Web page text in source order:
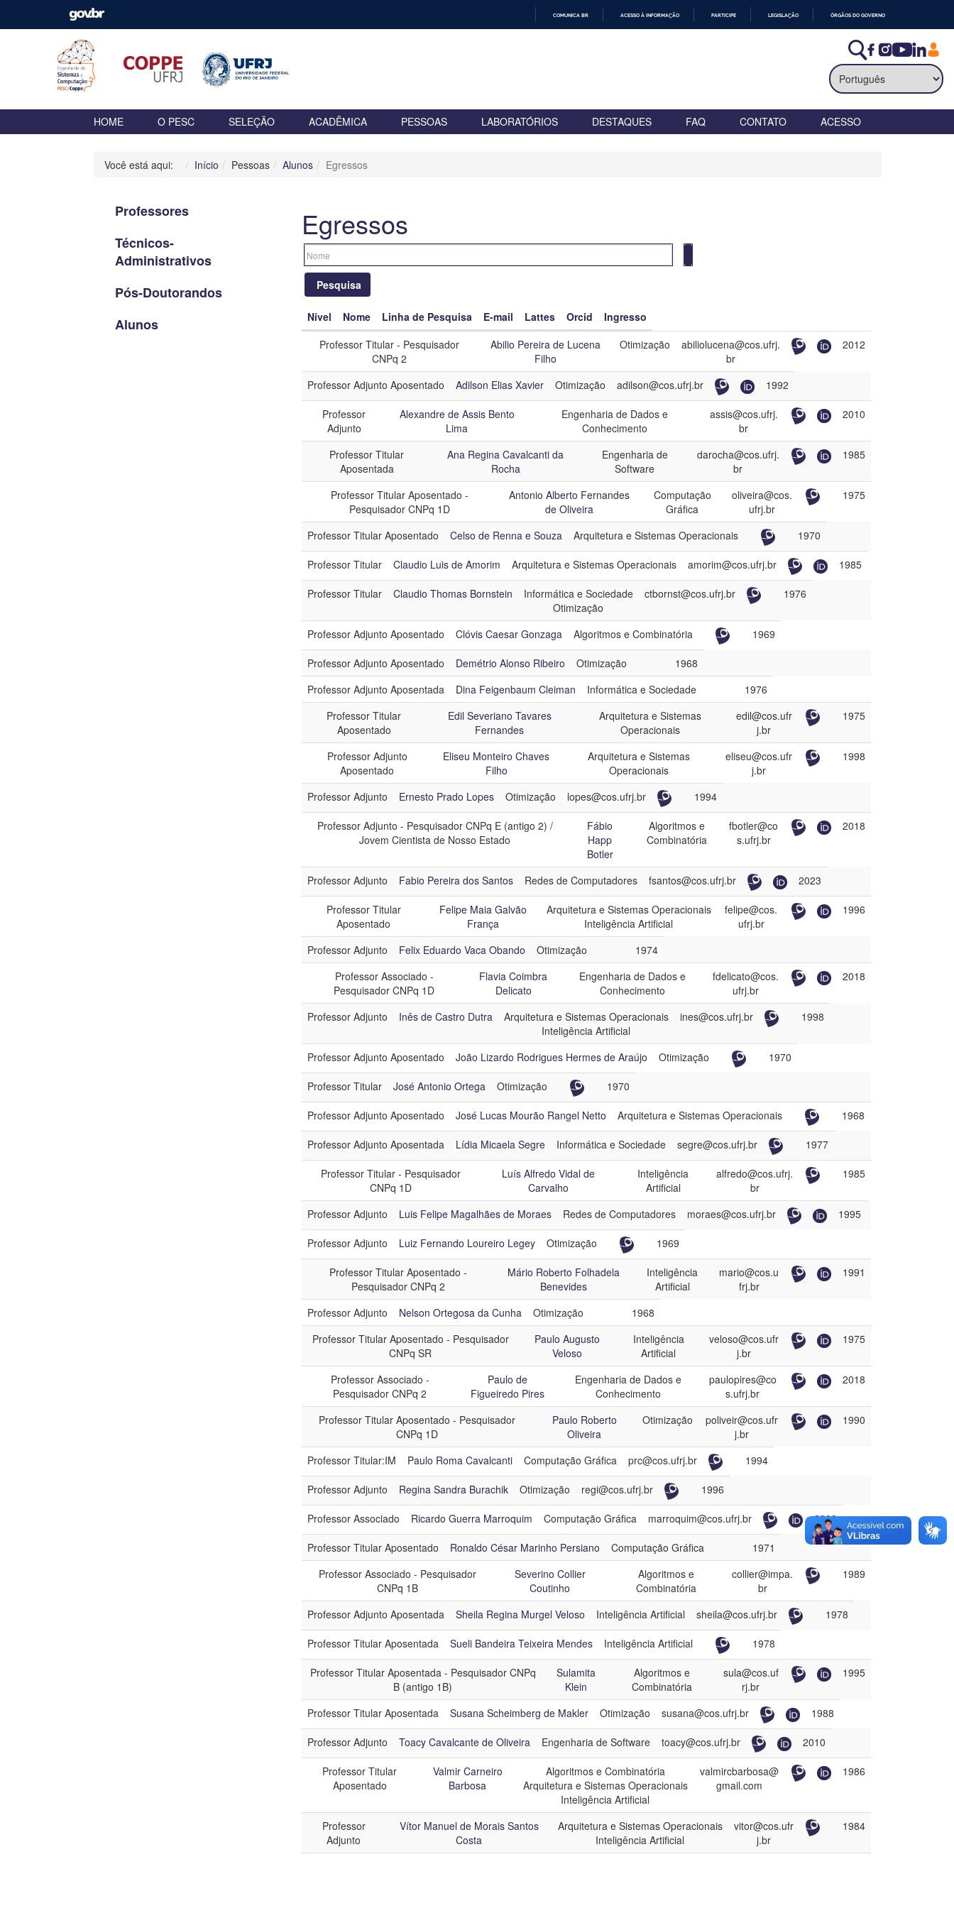
COMUNICA BR ACESSO À INFORMAÇÃO PARTICIPE LEGISLAÇÃO ÓRGÃOS DO GOVERNO
HOME O PESC SELEÇÃO ACADÊMICA PESSOAS LABORATÓRIOS DESTAQUES FAQ CONTATO ACESSO
Você está aqui: Início Pessoas Alunos Egressos
Professores
Técnicos-
Administrativos
Pós-Doutorandos
Alunos
Egressos
Pesquisa
Nome
Linha de Pesquisa
Ingresso
Categoria Ex Professoras e Ex Professores
Nível Nome Linha de Pesquisa E-mail Lattes Orcid
Ingresso
Professor Titular - Pesquisador
CNPq 2
Abilio Pereira de Lucena
Filho
Otimização
abiliolucena@cos.ufrj.
br
2012
Professor Adjunto Aposentado Adilson Elias Xavier Otimização adilson@cos.ufrj.br 1992
Professor
Adjunto
Alexandre de Assis Bento
Lima
Engenharia de Dados e
Conhecimento
assis@cos.ufrj.
br
2010
Professor Titular
Aposentada
Ana Regina Cavalcanti da
Rocha
Engenharia de
Software
darocha@cos.ufrj.
br
1985
Professor Titular Aposentado -
Pesquisador CNPq 1D
Antonio Alberto Fernandes
de Oliveira
Computação
Gráfica
oliveira@cos.
ufrj.br
1975
Professor Titular Aposentado Celso de Renna e Souza Arquitetura e Sistemas Operacionais 1970
Professor Titular Claudio Luis de Amorim Arquitetura e Sistemas Operacionais amorim@cos.ufrj.br 1985
Professor Titular Claudio Thomas Bornstein
Informática e Sociedade
Otimização
ctbornst@cos.ufrj.br 1976
Professor Adjunto Aposentado Clóvis Caesar Gonzaga Algoritmos e Combinatória 1969
Professor Adjunto Aposentado Demétrio Alonso Ribeiro Otimização
1968
Professor Adjunto Aposentada
Dina Feigenbaum Cleiman Informática e Sociedade
1976
Professor Titular
Aposentado
Edil Severiano Tavares
Fernandes
Arquitetura e Sistemas
Operacionais
edil@cos.ufr
j.br
1975
Professor Adjunto
Aposentado
Eliseu Monteiro Chaves
Filho
Arquitetura e Sistemas
Operacionais
eliseu@cos.ufr
j.br
1998
Professor Adjunto Ernesto Prado Lopes Otimização lopes@cos.ufrj.br 1994
Professor Adjunto - Pesquisador CNPq E (antigo 2) /
Jovem Cientista de Nosso Estado
Fábio
Happ
Botler
Algoritmos e
Combinatória
fbotler@co
s.ufrj.br
2018
Professor Adjunto Fabio Pereira dos Santos Redes de Computadores fsantos@cos.ufrj.br 2023
Professor Titular
Aposentado
Felipe Maia Galvão
França
Arquitetura e Sistemas Operacionais
Inteligência Artificial
felipe@cos.
ufrj.br
1996
Professor Adjunto Felix Eduardo Vaca Obando Otimização
1974
Professor Associado -
Pesquisador CNPq 1D
Flavia Coimbra
Delicato
Engenharia de Dados e
Conhecimento
fdelicato@cos.
ufrj.br
2018
Professor Adjunto Inês de Castro Dutra
Arquitetura e Sistemas Operacionais
Inteligência Artificial
ines@cos.ufrj.br 1998
Professor Adjunto Aposentado João Lizardo Rodrigues Hermes de Araújo Otimização 1970
Professor Titular José Antonio Ortega Otimização 1970
Professor Adjunto Aposentado José Lucas Mourão Rangel Netto Arquitetura e Sistemas Operacionais 1968
Professor Adjunto Aposentada Lídia Micaela Segre Informática e Sociedade segre@cos.ufrj.br 1977
Professor Titular - Pesquisador
CNPq 1D
Luís Alfredo Vidal de
Carvalho
Inteligência
Artificial
alfredo@cos.ufrj.
br
1985
Professor Adjunto Luis Felipe Magalhães de Moraes Redes de Computadores moraes@cos.ufrj.br 1995
Professor Adjunto Luiz Fernando Loureiro Legey Otimização 1969
Professor Titular Aposentado -
Pesquisador CNPq 2
Mário Roberto Folhadela
Benevides
Inteligência
Artificial
mario@cos.u
frj.br
1991
Professor Adjunto Nelson Ortegosa da Cunha Otimização
1968
Professor Titular Aposentado - Pesquisador
CNPq SR
Paulo Augusto
Veloso
Inteligência
Artificial
veloso@cos.ufr
j.br
1975
Professor Associado -
Pesquisador CNPq 2
Paulo de
Figueiredo Pires
Engenharia de Dados e
Conhecimento
paulopires@co
s.ufrj.br
2018
Professor Titular Aposentado - Pesquisador
CNPq 1D
Paulo Roberto
Oliveira
Otimização
poliveir@cos.ufr
j.br
1990
Professor Titular:IM Paulo Roma Cavalcanti Computação Gráfica prc@cos.ufrj.br 1994
Professor Adjunto Regina Sandra Burachik Otimização regi@cos.ufrj.br 1996
Professor Associado Ricardo Guerra Marroquim Computação Gráfica marroquim@cos.ufrj.br 2009
Professor Titular Aposentado Ronaldo César Marinho Persiano Computação Gráfica
1971
Professor Associado - Pesquisador
CNPq 1B
Severino Collier
Coutinho
Algoritmos e
Combinatória
collier@impa.
br
1989
Professor Adjunto Aposentada Sheila Regina Murgel Veloso Inteligência Artificial sheila@cos.ufrj.br 1978
Professor Titular Aposentada Sueli Bandeira Teixeira Mendes Inteligência Artificial 1978
Professor Titular Aposentada - Pesquisador CNPq
B (antigo 1B)
Sulamita
Klein
Algoritmos e
Combinatória
sula@cos.uf
rj.br
1995
Professor Titular Aposentada Susana Scheimberg de Makler Otimização susana@cos.ufrj.br 1988
Professor Adjunto Toacy Cavalcante de Oliveira Engenharia de Software toacy@cos.ufrj.br 2010
Professor Titular
Aposentado
Valmir Carneiro
Barbosa
Algoritmos e Combinatória
Arquitetura e Sistemas Operacionais
Inteligência Artificial
valmircbarbosa@
gmail.com
1986
Professor
Adjunto
Vítor Manuel de Morais Santos
Costa
Arquitetura e Sistemas Operacionais
Inteligência Artificial
vitor@cos.ufr
j.br
1984